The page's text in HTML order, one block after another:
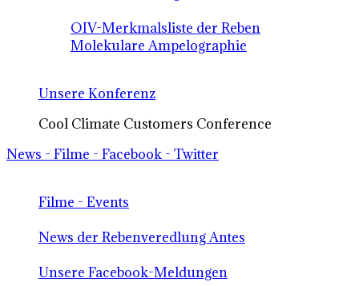
OIV-Merkmalsliste der Reben
Molekulare Ampelographie
Unsere Konferenz
Cool Climate Customers Conference
News - Filme - Facebook - Twitter
Filme - Events
News der Rebenveredlung Antes
Unsere Facebook-Meldungen